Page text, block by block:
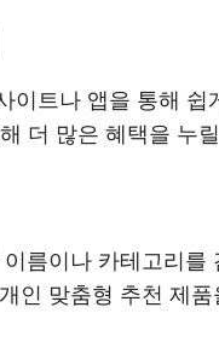
이트나 앱을 통해 쉽
더 많은 혜택을 누
름이나 카테고리를
인 맞춤형 추천 제